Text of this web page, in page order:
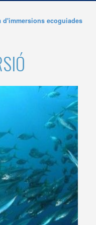
d'immersions ecoguiadescompte
dels
l'usuari.